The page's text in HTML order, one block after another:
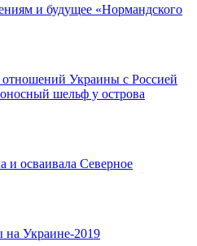
и будущее «Нормандского
Украины с Россией
шельф у острова
и осваивала Северное
на Украине-2019